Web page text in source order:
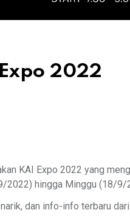
2022
KAI Expo 2022 yang
2022) hingga Minggu (18/9/
dan info-info terbaru